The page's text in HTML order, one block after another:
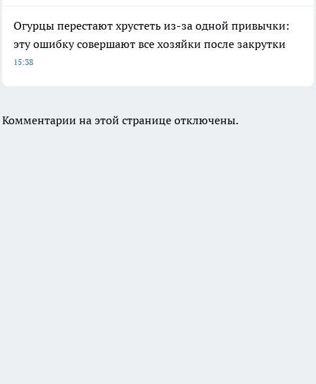
Огурцы перестают хрустеть из-за одной привычки:
эту ошибку совершают все хозяйки после закрутки
15:38
Комментарии на этой странице отключены.